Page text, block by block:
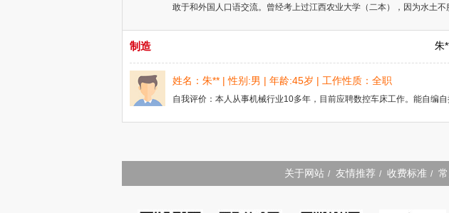
敢于和外国人口语交流。曾经考上过江西农业大学（二本），因为水土
制造 朱
姓名：朱** | 性别:男 | 年龄:45岁 | 工作性质：全职
自我评价：本人从事机械行业10多年，目前应聘数控车床工作。能自编自
关于网站 / 友情推荐 / 收费标准 /